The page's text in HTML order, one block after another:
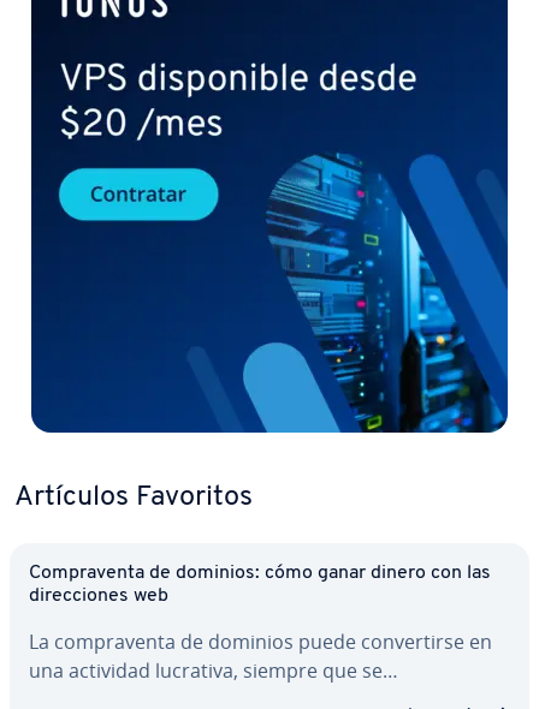
Artículos Favoritos
Co­m­pra­ve­n­ta de dominios: cómo ganar dinero con las
di­re­c­cio­nes web
La co­m­pra­ve­n­ta de dominios puede co­n­ve­r­ti­r­se en
una actividad lucrativa, siempre que se…